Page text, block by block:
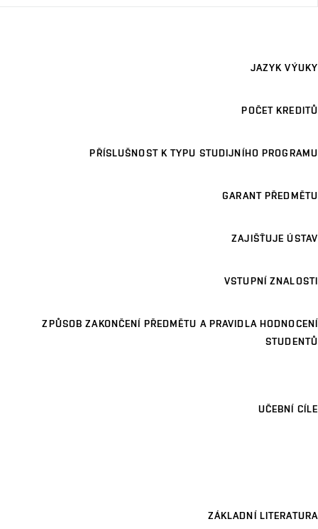
JAZYK VÝUKY
POČET KREDITŮ
PŘÍSLUŠNOST K TYPU STUDIJNÍHO PROGRAMU
GARANT PŘEDMĚTU
ZAJIŠŤUJE ÚSTAV
VSTUPNÍ ZNALOSTI
ZPŮSOB ZAKONČENÍ PŘEDMĚTU A PRAVIDLA HODNOCENÍ
STUDENTŮ
UČEBNÍ CÍLE
ZÁKLADNÍ LITERATURA